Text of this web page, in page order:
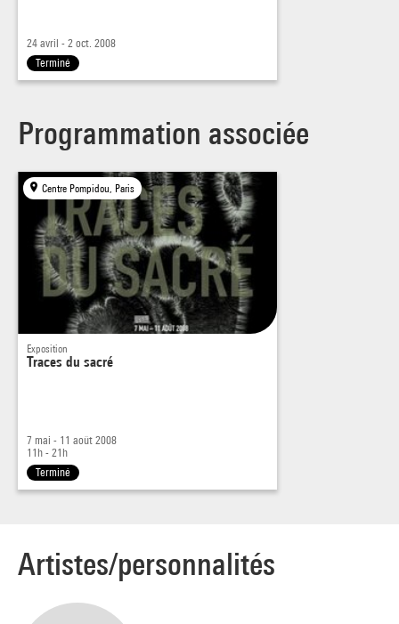
Renseignement
Christine Bolron, 01 44 78 46 52, @ :
christine.bolron@centrepompidou.fr
24 avril - 2 oct. 2008
Terminé
Programmation associée
Centre Pompidou, Paris
Exposition
Traces du sacré
7 mai - 11 août 2008
11h - 21h
Terminé
Artistes/personnalités